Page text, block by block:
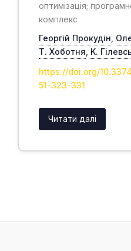
оптимізація;
комплекс
Георгій Прокудін
Т. Хоботня K.
https://doi.org/
51-323-331
Читати далі